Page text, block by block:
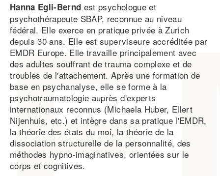
Hanna Egli-Bernd est psychologue et
psychothérapeute SBAP, reconnue au niveau
fédéral. Elle exerce en pratique privée à Zurich
depuis 30 ans. Elle est superviseure accréditée par
EMDR Europe. Elle travaille principalement avec
des adultes souffrant de trauma complexe et de
troubles de l'attachement. Après une formation de
base en psychanalyse, elle se forme à la
psychotraumatologie auprès d'experts
internationaux reconnus (Michaela Huber, Ellert
Nijenhuis, etc.) et intègre dans sa pratique l'EMDR,
la théorie des états du moi, la théorie de la
dissociation structurelle de la personnalité, des
méthodes hypno-imaginatives, orientées sur le
corps et cognitives.